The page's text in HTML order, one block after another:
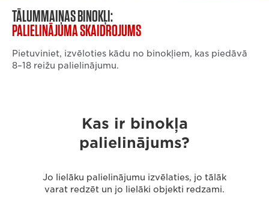
TĀLUMMAIŅAS BINOKĻI:
PALIELINĀJUMA SKAIDROJUMS
Pietuviniet, izvēloties kādu no binokļiem, kas piedāvā
8–18 reižu palielinājumu.
Kas ir binokļa
palielinājums?
Jo lielāku palielinājumu izvēlaties, jo tālāk
varat redzēt un jo lielāki objekti redzami.